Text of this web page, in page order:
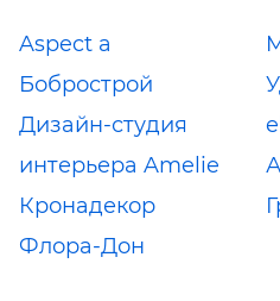
Aspect a
Бобрострой
Дизайн-студия
интерьера Amelie
Кронадекор
Флора-Дон